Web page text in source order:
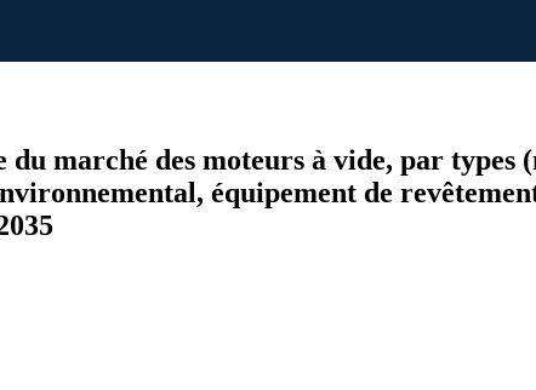
marché des moteurs à vide, par types
équipement de